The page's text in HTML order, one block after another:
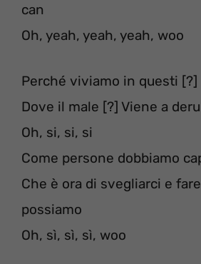
can
Oh, yeah, yeah, yeah, woo
Perché viviamo in questi [?]
Dove il male [?] Viene a
Oh, si, si, si
Come persone dobbiamo
Che è ora di svegliarci e
possiamo
Oh, sì, sì, sì, woo